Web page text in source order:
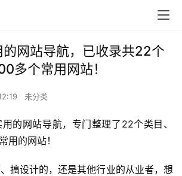
网站导航，已收录共22个
多个常用网站！
未分类
的网站导航，专门整理了22个类目、
用的网站！
搞设计的，还是其他行业的从业者，想